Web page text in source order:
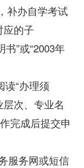
补办自学考试
应的子
”或“2003年
读“办理须
次、专业名
完成后提交申
服务网或短信